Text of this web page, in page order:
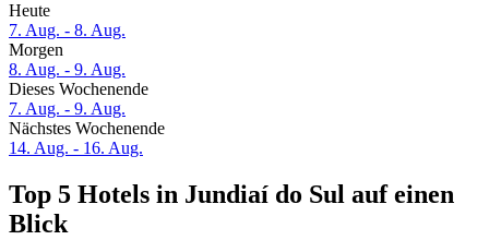
Heute
7. Aug. - 8. Aug.
Morgen
8. Aug. - 9. Aug.
Dieses Wochenende
7. Aug. - 9. Aug.
Nächstes Wochenende
14. Aug. - 16. Aug.
Top 5 Hotels in Jundiaí do Sul auf einen
Blick